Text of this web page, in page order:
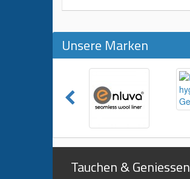
Unsere Marken
Tauchen & Geniessen